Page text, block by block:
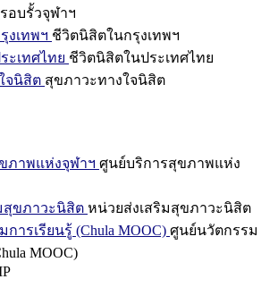
รอบรั้วจุฬาฯ
งเทพฯ ชีวิตนิสิตในกรุงเทพฯ
ะเทศไทย ชีวิตนิสิตในประเทศไทย
จนิสิต สุขภาวะทางใจนิสิต
ภาพแห่งจุฬาฯ ศูนย์บริการสุขภาพแห่ง
สุขภาวะนิสิต หน่วยส่งเสริมสุขภาวะนิสิต
ารเรียนรู้ (Chula MOOC) ศูนย์นวัตกรรม
MOOC)